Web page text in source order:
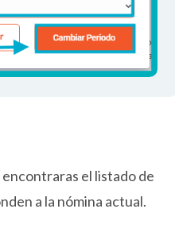
el listado de
a la nómina actual.